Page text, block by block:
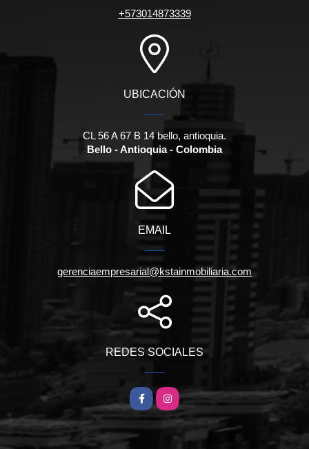
+573014873339
UBICACIÓN
CL 56 A 67 B 14 bello, antioquia.
Bello - Antioquia - Colombia
EMAIL
gerenciaempresarial@kstainmobiliaria.com
REDES SOCIALES
FacebookInstagram